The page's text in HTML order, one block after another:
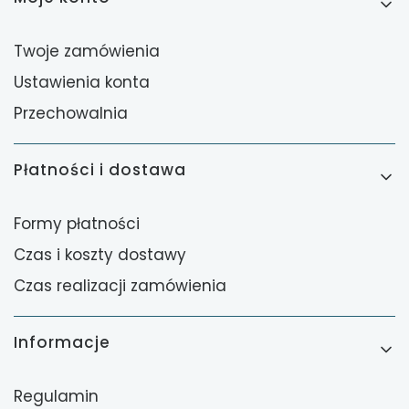
Twoje zamówienia
Ustawienia konta
Przechowalnia
Płatności i dostawa
Formy płatności
Czas i koszty dostawy
Czas realizacji zamówienia
Informacje
Regulamin